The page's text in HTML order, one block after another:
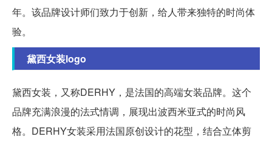
年。该品牌设计师们致力于创新，给人带来独特的时尚体
验。
黛西女装logo
黛西女装，又称DERHY，是法国的高端女装品牌。这个
品牌充满浪漫的法式情调，展现出波西米亚式的时尚风
格。DERHY女装采用法国原创设计的花型，结合立体剪